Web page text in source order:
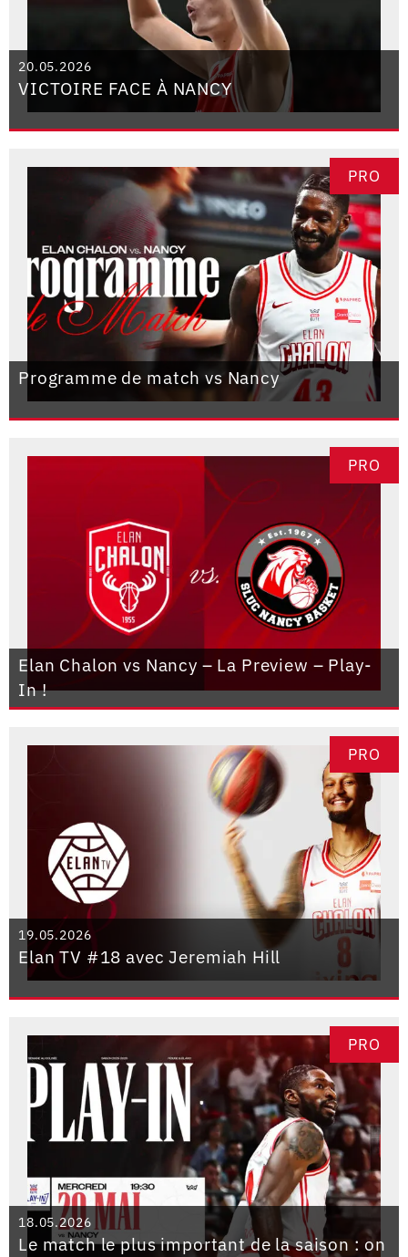
20.05.2026
VICTOIRE FACE À NANCY
PRO
Programme de match vs Nancy
PRO
Elan Chalon vs Nancy – La Preview – Play-
In !
PRO
19.05.2026
Elan TV #18 avec Jeremiah Hill
PRO
18.05.2026
Le match le plus important de la saison : on